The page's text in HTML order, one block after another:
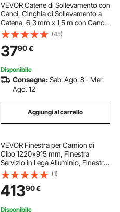
VEVOR Catene di Sollevamento con
Ganci, Cinghia di Sollevamento a
Catena, 6,3 mm x 1,5 m con Ganci
di Presa a 4 Gambe, Catena per Gru
in Lega di Acciaio G80, Capacità di
2993 kg, per Traino del Carico
(45)
3790€
Disponibile
Consegna:Sab. Ago. 8 - Mer.
Ago. 12
Aggiungi al carrello
VEVOR Finestra per Camion di
Cibo 1220x915 mm, Finestra
Servizio in Lega Alluminio, Finestra
Girevole Fino a 85° con Porta
Tenda e Gancio di Traino per
Camion di Cibo e Rimorchi Cibo,
Finestra Camion
(1)
41390€
Disponibile